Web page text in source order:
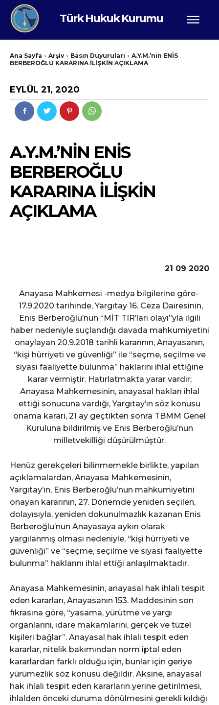
Türk Hukuk Kurumu
Ana Sayfa Arşiv Basın Duyuruları
A.Y.M.’nin ENİS
BERBEROĞLU KARARINA İLİŞKİN AÇIKLAMA
EYLÜL 21, 2020
A.Y.M.’NIN ENİS
BERBEROĞLU
KARARINA İLİŞKİN
AÇIKLAMA
21 09 2020
Anayasa Mahkemesi -medya bilgilerine göre-
17.9.2020 tarihinde, Yargıtay 16. Ceza Dairesinin,
Enis Berberoğlu’nun “MİT TIR’ları olayı”yla ilgili
haber nedeniyle suçlandığı davada mahkumiyetini
onaylayan 20.9.2018 tarihli kararının, Anayasanın,
“kişi hürriyeti ve güvenliği” ile “seçme, seçilme ve
siyasi faaliyette bulunma” haklarını ihlal ettiğine
karar vermiştir. Hatırlatmakta yarar vardır;
Anayasa Mahkemesinin, anayasal hakları ihlal
ettiği sonucuna vardığı, Yargıtay’ın söz konusu
onama kararı, 21 ay geçtikten sonra TBMM Genel
Kuruluna bildirilmiş ve Enis Berberoğlu’nun
milletvekilliği düşürülmüştür.
Henüz gerekçeleri bilinmemekle birlikte, yapılan
açıklamalardan, Anayasa Mahkemesinin,
Yargıtay’ın, Enis Berberoğlu’nun mahkumiyetini
onayan kararının, 27. Dönemde yeniden seçilen,
dolayısıyla, yeniden dokunulmazlık kazanan Enis
Berberoğlu’nun Anayasaya aykırı olarak
yargılanmış olması nedeniyle, “kişi hürriyeti ve
güvenliği” ve “seçme, seçilme ve siyasi faaliyette
bulunma” haklarını ihlal ettiği anlaşılmaktadır.
Anayasa Mahkemesinin, anayasal hak ihlali tespit
eden kararları, Anayasanın 153. Maddesinin son
fıkrasına göre, “yasama, yürütme ve yargı
organlarını, idare makamlarını, gerçek ve tüzel
kişileri bağlar”. Anayasal hak ihlali tespit eden
kararlar, nitelik bakımından norm iptal eden
kararlardan farklı olduğu için, bunlar için geriye
yürümezlik söz konusu değildir. Aksine, anayasal
hak ihlali tespit eden kararların yerine getirilmesi,
ihlalden önceki duruma dönülmesini gerekli kıldığı